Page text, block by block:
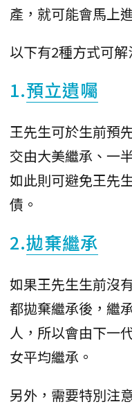
產，就可能會馬上
以下有2種方式可解
1.預立遺囑
王先生可於生前預
交由大美繼承、一
如此則可避免王先
債。
2.拋棄繼承
如果王先生生前沒
都拋棄繼承後，繼
人，所以會由下一
女平均繼承。
另外，需要特別注